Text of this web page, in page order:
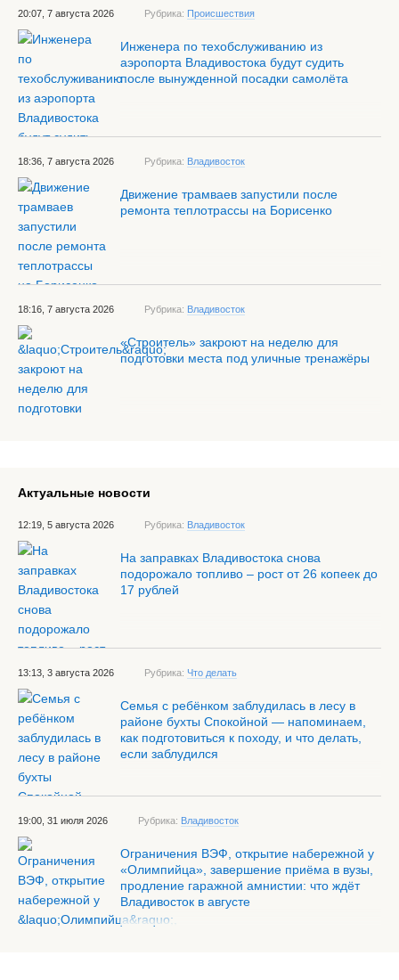
20:07, 7 августа 2026 Рубрика: Происшествия
Инженера по техобслуживанию из
аэропорта Владивостока будут судить
после вынужденной посадки самолёта
18:36, 7 августа 2026 Рубрика: Владивосток
Движение трамваев запустили после
ремонта теплотрассы на Борисенко
18:16, 7 августа 2026 Рубрика: Владивосток
«Строитель» закроют на неделю для
подготовки места под уличные тренажёры
Актуальные новости
12:19, 5 августа 2026 Рубрика: Владивосток
На заправках Владивостока снова
подорожало топливо – рост от 26 копеек до
17 рублей
13:13, 3 августа 2026 Рубрика: Что делать
Семья с ребёнком заблудилась в лесу в
районе бухты Спокойной — напоминаем,
как подготовиться к походу, и что делать,
если заблудился
19:00, 31 июля 2026 Рубрика: Владивосток
Ограничения ВЭФ, открытие набережной у
«Олимпийца», завершение приёма в вузы,
продление гаражной амнистии: что ждёт
Владивосток в августе